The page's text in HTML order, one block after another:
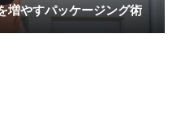
増やすパッケージング術